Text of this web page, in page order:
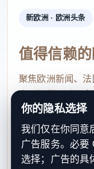
新欧洲 · 欧洲头条
值得信赖
聚焦欧洲新闻、
点，提供及时、
速了解欧洲动态。
服务支持、版权
利通知
你的隐私选择
我们仅在你同意
广告服务。必要
选择；广告的具